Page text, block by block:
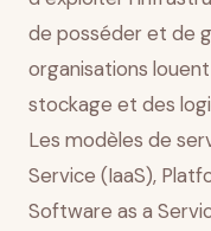
de posséder et de
organisations
stockage et des
Les modèles de
Service (IaaS),
Software as a